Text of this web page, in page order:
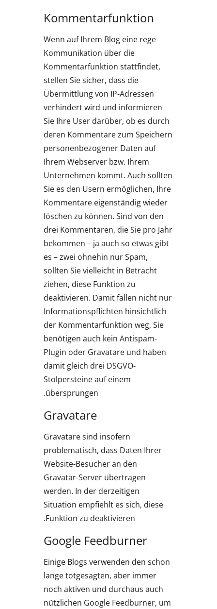
Kommentarfunktion
Wenn auf Ihrem Blog eine rege
Kommunikation über die
Kommentarfunktion stattfindet,
stellen Sie sicher, dass die
Übermittlung von IP-Adressen
verhindert wird und informieren
Sie Ihre User darüber, ob es durch
deren Kommentare zum Speichern
personenbezogener Daten auf
Ihrem Webserver bzw. Ihrem
Unternehmen kommt. Auch sollten
Sie es den Usern ermöglichen, Ihre
Kommentare eigenständig wieder
löschen zu können. Sind von den
drei Kommentaren, die Sie pro Jahr
bekommen – ja auch so etwas gibt
es – zwei ohnehin nur Spam,
sollten Sie vielleicht in Betracht
ziehen, diese Funktion zu
deaktivieren. Damit fallen nicht nur
Informationspflichten hinsichtlich
der Kommentarfunktion weg, Sie
benötigen auch kein Antispam-
Plugin oder Gravatare und haben
damit gleich drei DSGVO-
Stolpersteine auf einem
übersprungen.
Gravatare
Gravatare sind insofern
problematisch, dass Daten Ihrer
Website-Besucher an den
Gravatar-Server übertragen
werden. In der derzeitigen
Situation empfiehlt es sich, diese
Funktion zu deaktivieren.
Google Feedburner
Einige Blogs verwenden den schon
lange totgesagten, aber immer
noch aktiven und durchaus auch
nützlichen Google Feedburner, um